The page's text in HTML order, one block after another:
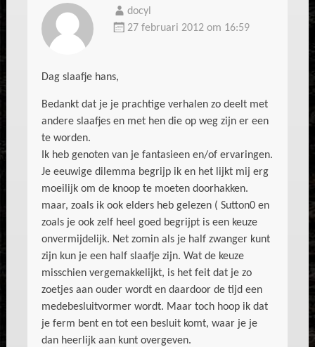
docyl
27 februari 2012 om 16:59
Dag slaafje hans,
Bedankt dat je je prachtige verhalen zo deelt met
andere slaafjes en met hen die op weg zijn er een
te worden.
Ik heb genoten van je fantasieen en/of ervaringen.
Je eeuwige dilemma begrijp ik en het lijkt mij erg
moeilijk om de knoop te moeten doorhakken.
maar, zoals ik ook elders heb gelezen ( Sutton0 en
zoals je ook zelf heel goed begrijpt is een keuze
onvermijdelijk. Net zomin als je half zwanger kunt
zijn kun je een half slaafje zijn. Wat de keuze
misschien vergemakkelijkt, is het feit dat je zo
zoetjes aan ouder wordt en daardoor de tijd een
medebesluitvormer wordt. Maar toch hoop ik dat
je ferm bent en tot een besluit komt, waar je je
dan heerlijk aan kunt overgeven.